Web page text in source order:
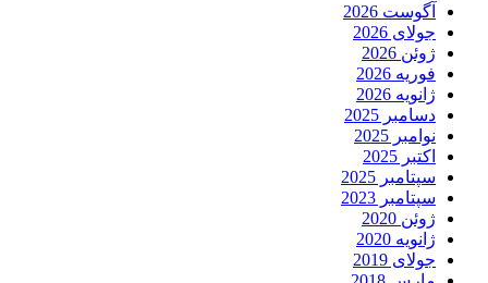
آگوست 2026
جولای 2026
ژوئن 2026
فوریه 2026
ژانویه 2026
دسامبر 2025
نوامبر 2025
اکتبر 2025
سپتامبر 2025
سپتامبر 2023
ژوئن 2020
ژانویه 2020
جولای 2019